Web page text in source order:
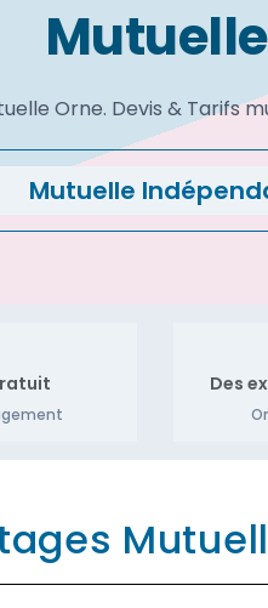
Orne. Devis & Tarifs
Mutuelle
Des